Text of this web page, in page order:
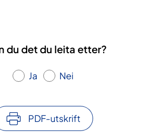
du det du leita etter?
Ja Nei
PDF-utskrift